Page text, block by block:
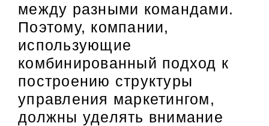
между разными командами.
Поэтому, компании,
использующие
комбинированный подход к
построению структуры
управления маркетингом,
должны уделять внимание